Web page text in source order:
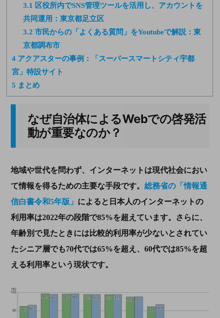
3.1 区役所内でSNS管理ツールを活用し、アカウントを
共同運用：東京都足立区
3.2 市民からの「よくある質問」をYoutubeで解説：東
京都調布市
4 アクアスターの事例：「スーパースマートシティ宇都
宮」特設サイト
5 まとめ
なぜ自治体によるWebでの啓発活
動が重要なのか？
地域や世代を問わず、インターネットは現代社会におい
て情報を得るための主要な手段です。 総務省の「情報通
信白書令和5年版」 によると日本人のインターネットの
利用率は2022年の段階で85%を超えています。さらに、
年齢別で見たときには比較的利用率が少ないとされてい
たシニア層でも70代では65%を超え、 60代では85%を超
える利用率という現状です。